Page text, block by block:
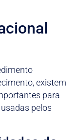
existem
para
pelos